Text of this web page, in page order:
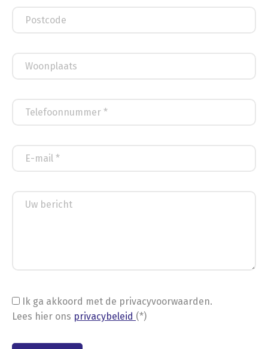
Ik ga akkoord met de privacyvoorwaarden.
Lees hier ons privacybeleid (*)